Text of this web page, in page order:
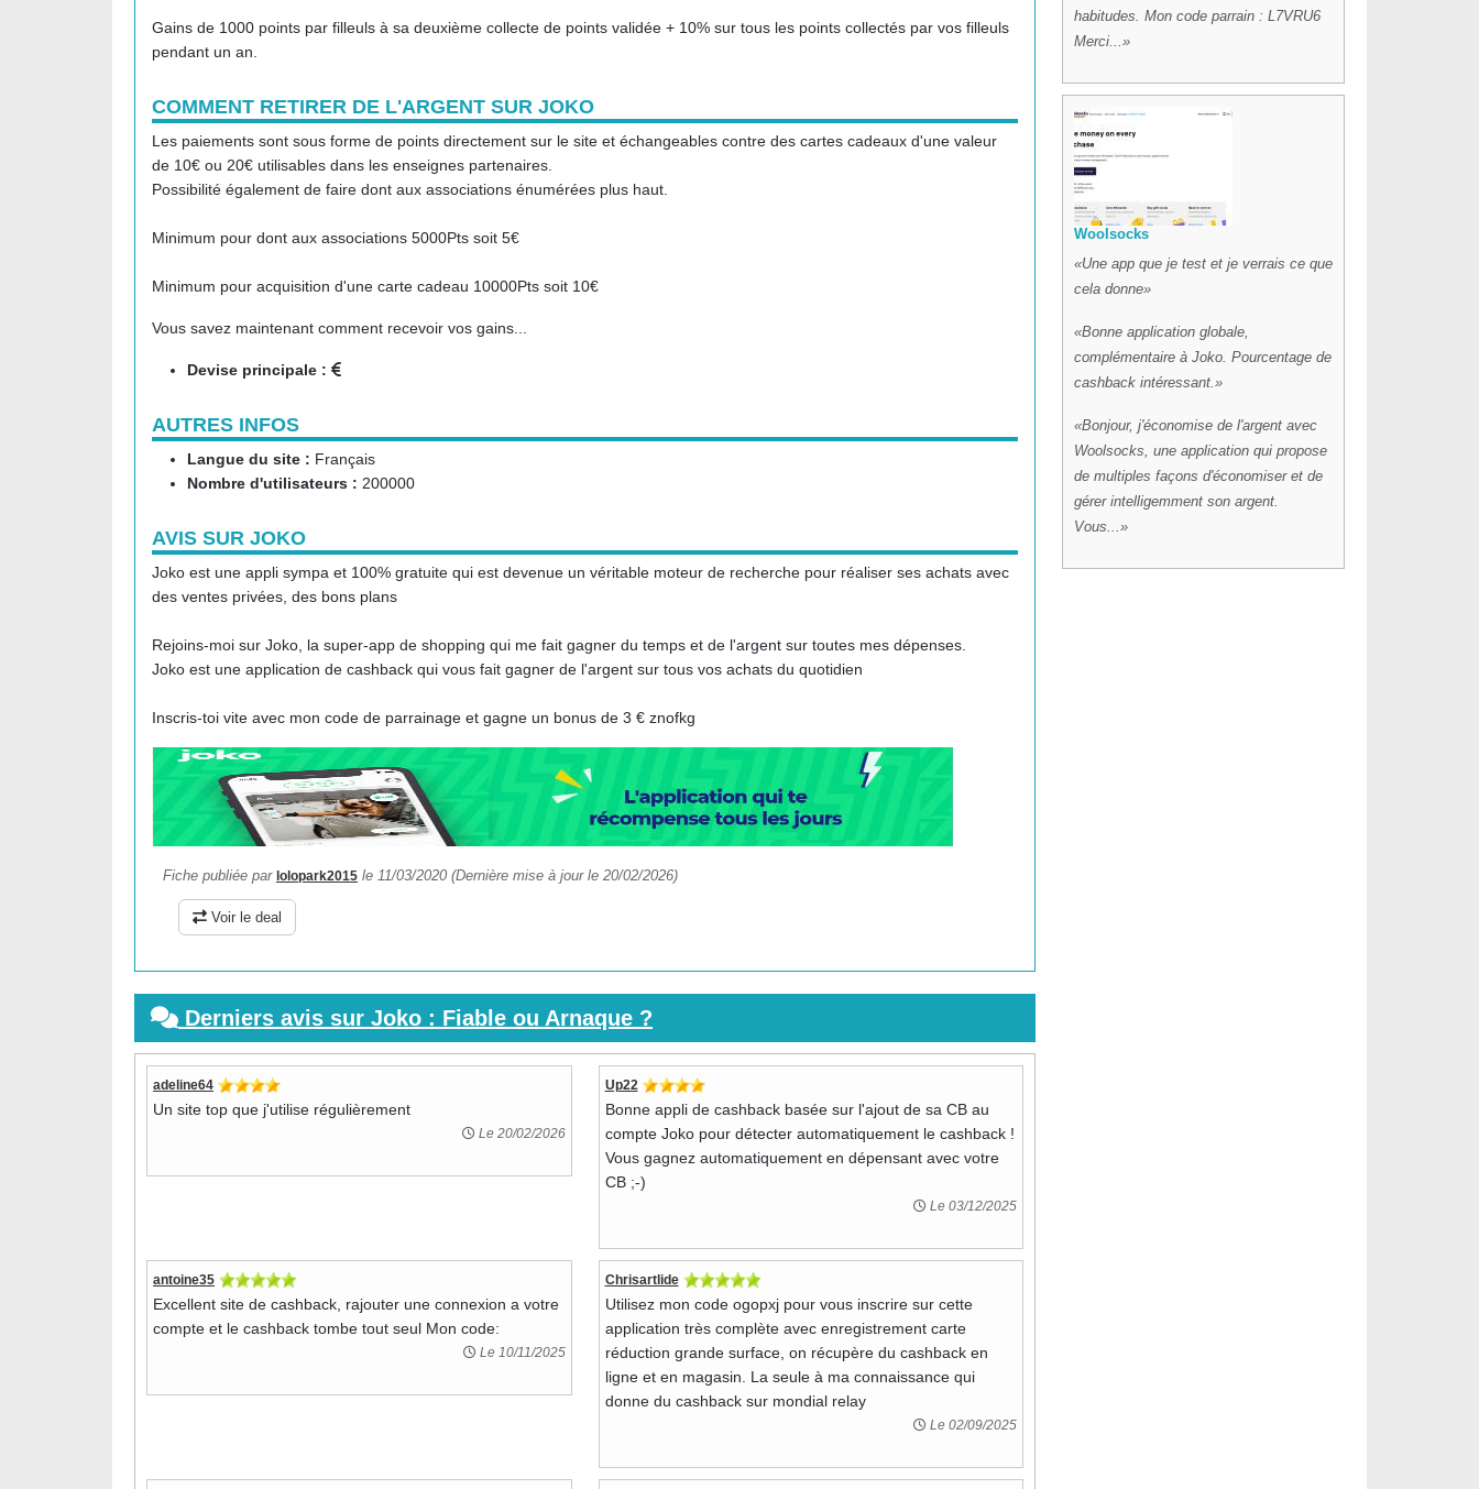
Gains de 1000 points par filleuls à sa deuxième collecte de points validée + 10% sur tous les points collectés par vos filleuls
pendant un an.
COMMENT RETIRER DE L'ARGENT SUR JOKO
Les paiements sont sous forme de points directement sur le site et échangeables contre des cartes cadeaux d'une valeur
de 10€ ou 20€ utilisables dans les enseignes partenaires.
Possibilité également de faire dont aux associations énumérées plus haut.
Minimum pour dont aux associations 5000Pts soit 5€
Minimum pour acquisition d'une carte cadeau 10000Pts soit 10€
Vous savez maintenant comment recevoir vos gains...
Devise principale :
AUTRES INFOS
Langue du site : Français
Nombre d'utilisateurs : 200000
AVIS SUR JOKO
Joko est une appli sympa et 100% gratuite qui est devenue un véritable moteur de recherche pour réaliser ses achats avec
des ventes privées, des bons plans
Rejoins-moi sur Joko, la super-app de shopping qui me fait gagner du temps et de l'argent sur toutes mes dépenses.
Joko est une application de cashback qui vous fait gagner de l'argent sur tous vos achats du quotidien
Inscris-toi vite avec mon code de parrainage et gagne un bonus de 3 € znofkg
Fiche publiée par lolopark2015 le 11/03/2020 (Dernière mise à jour le 20/02/2026)
Voir le deal
Derniers avis sur Joko : Fiable ou Arnaque ?
adeline64
Un site top que j'utilise régulièrement
Le 20/02/2026
Up22
Bonne appli de cashback basée sur l'ajout de sa CB au
compte Joko pour détecter automatiquement le cashback !
Vous gagnez automatiquement en dépensant avec votre
CB ;-)
Le 03/12/2025
antoine35
Excellent site de cashback, rajouter une connexion a votre
compte et le cashback tombe tout seul Mon code:
Le 10/11/2025
Chrisartlide
Utilisez mon code ogopxj pour vous inscrire sur cette
application très complète avec enregistrement carte
réduction grande surface, on récupère du cashback en
ligne et en magasin. La seule à ma connaissance qui
donne du cashback sur mondial relay
Le 02/09/2025
habitudes. Mon code parrain : L7VRU6
Merci...
Woolsocks
Une app que je test et je verrais ce que
cela donne
Bonne application globale,
complémentaire à Joko. Pourcentage de
cashback intéressant.
Bonjour, j'économise de l'argent avec
Woolsocks, une application qui propose
de multiples façons d'économiser et de
gérer intelligemment son argent.
Vous...